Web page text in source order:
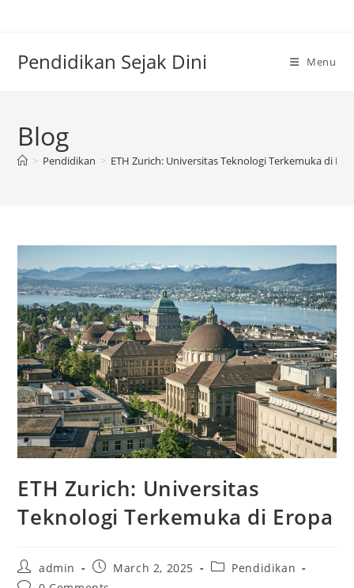
Pendidikan Sejak Dini Menu
Blog
> Pendidikan > ETH Zurich: Universitas Teknologi Terkemuka di
ETH Zurich: Universitas
Teknologi Terkemuka di Eropa
Post
author:
admin
Post
published:
March 2, 2025
PostPendidikan